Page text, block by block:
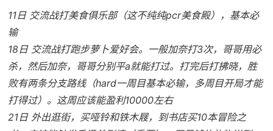
11日 交流战打美食俱乐部（这不纯纯pcr美食殿），基本必
输
18日 交流战打跑步萝卜爱好会。一般加奈打3次，哥哥用必
杀，然后加奈，哥哥分别平a就能打过。打完后打拂晓，胜
败有两条分支路线（hard一周目基本必输，多周目开局才能
打得过）。这周应该能盈利10000左右
21日 外出逛街，买哑铃和铁木屐，到书店买10本冒险之